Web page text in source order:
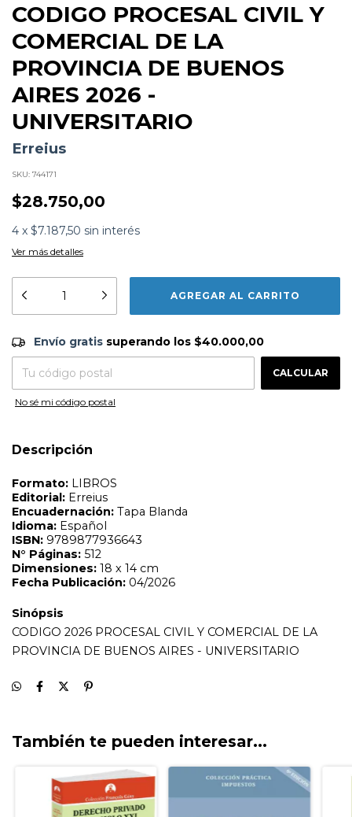
CODIGO PROCESAL CIVIL Y
COMERCIAL DE LA
PROVINCIA DE BUENOS
AIRES 2026 -
UNIVERSITARIO
Erreius
SKU: 744171
$28.750,00
4 x $7.187,50 sin interés
Ver más detalles
Envío gratis $40.000,00
Entregas para el CP: CAMBIAR CP
Envío gratis superando los $40.000,00
CALCULAR
No sé mi código postal
Descripción
Formato:
LIBROS
Editorial:
Erreius
Encuadernación:Tapa Blanda
ISBN:9789877936643
N°Páginas:512
Dimensiones:18 x 14 cm
Fecha Publicación:04/2026
Sinópsis
También te pueden interesar...